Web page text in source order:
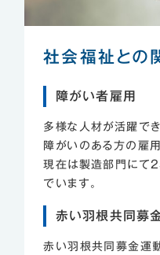
社会福祉との
障がい者雇用
多様な人材が活躍でき
障がいのある方の雇用
現在は製造部門にて2
でいます。
赤い羽根共同募
赤い羽根共同募金運